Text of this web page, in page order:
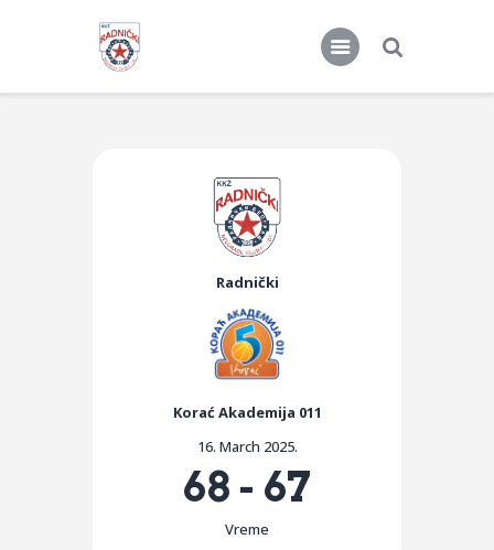
KKŽ Radnički
Radnički
Korać Akademija 011
16. March 2025.
68 - 67
Vreme